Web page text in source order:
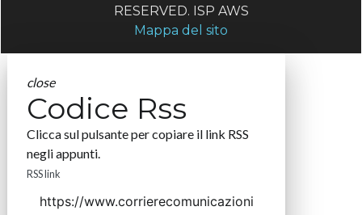
RESERVED. ISP AWS
Mappa del sito
close
Codice Rss
Clicca sul pulsante per copiare il link RSS
negli appunti.
RSS link